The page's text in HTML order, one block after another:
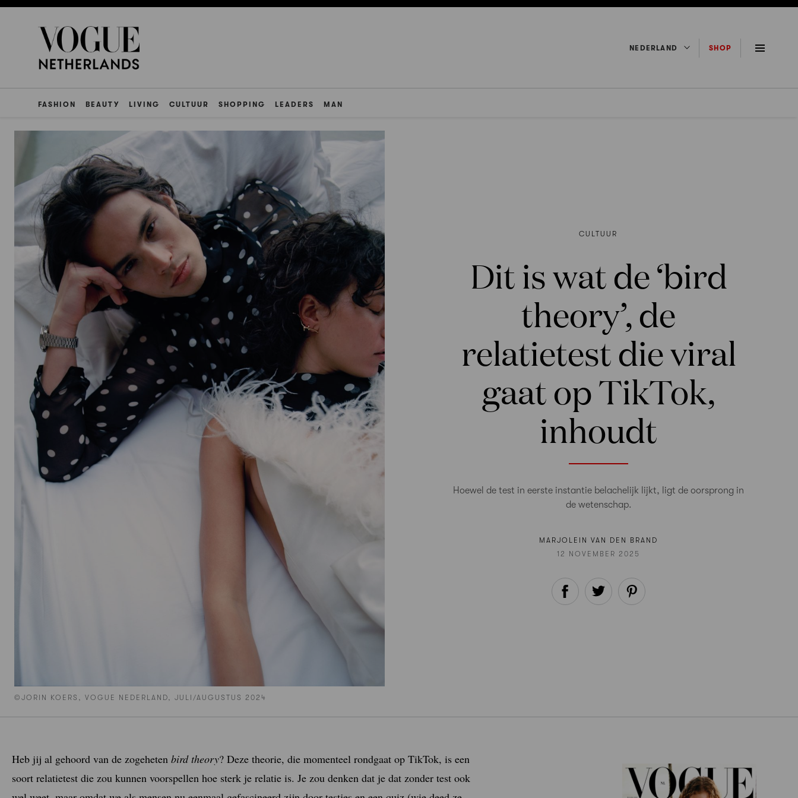
NEDERLAND SHOP
FASHION BEAUTY LIVING CULTUUR SHOPPING LEADERS MAN
©JORIN KOERS, VOGUE NEDERLAND, JULI/AUGUSTUS 2024
CULTUUR
Dit is wat de ‘bird
theory’, de
relatietest die viral
gaat op TikTok,
inhoudt
Hoewel de test in eerste instantie belachelijk lijkt, ligt de oorsprong in
de wetenschap.
MARJOLEIN VAN DEN BRAND
12 NOVEMBER 2025
Heb jij al gehoord van de zogeheten bird theory? Deze theorie, die momenteel rondgaat op TikTok, is een
soort relatietest die zou kunnen voorspellen hoe sterk je relatie is. Je zou denken dat je dat zonder test ook